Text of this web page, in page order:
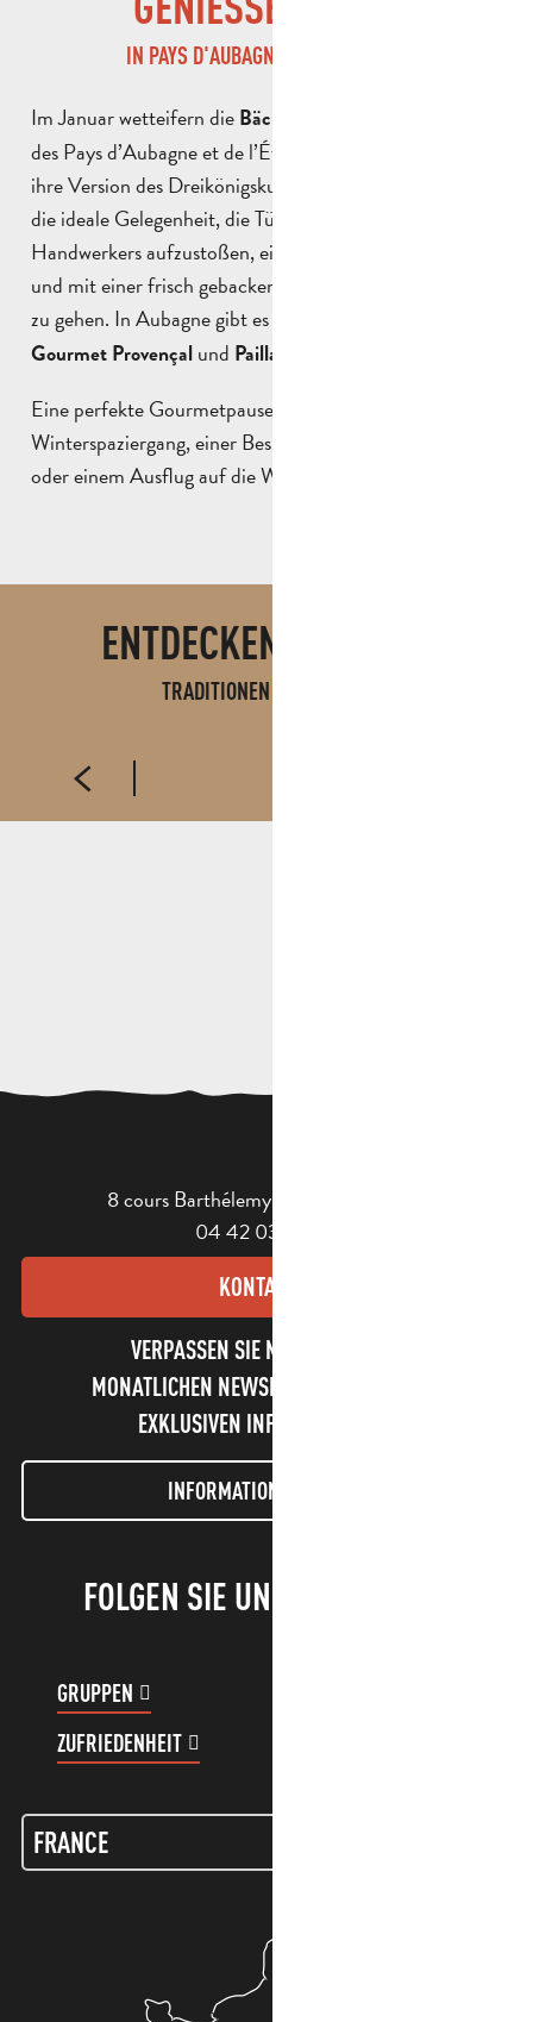
IN PAYS D'AUBAGNE ET DE L'ÉTOILE
Im Januar wetteifern die Bäckereien und Konditoreien
des Pays d’Aubagne et de l’Étoile mit ihrem Können, um
ihre Version des Dreikönigskuchens anzubieten. Dies ist
die ideale Gelegenheit, die Tür eines lokalen
Handwerkers aufzustoßen, ein paar Worte zu wechseln
und mit einer frisch gebackenen Spezialität nach Hause
zu gehen. In Aubagne gibt es vor allem
Gourmet Provençal und Paillard
Eine perfekte Gourmetpause nach einem
Winterspaziergang, einer Besichtigung des Kulturerbes
oder einem Ausflug auf die Wanderwege des Garlaban.
ENTDECKEN SIE AUCH
TRADITIONEN IN AUBAGNE
8 cours Barthélemy - 13400 Aubagne
04 42 03 49 98
KONTAKT
VERPASSEN SIE NICHT UNSEREN
MONATLICHEN NEWSLETTER UND UNSERE
EXKLUSIVEN INFORMATIONEN!
INFORMATIONEN LETTER
FOLGEN SIE UNS!
GRUPPEN
ZUFRIEDENHEIT